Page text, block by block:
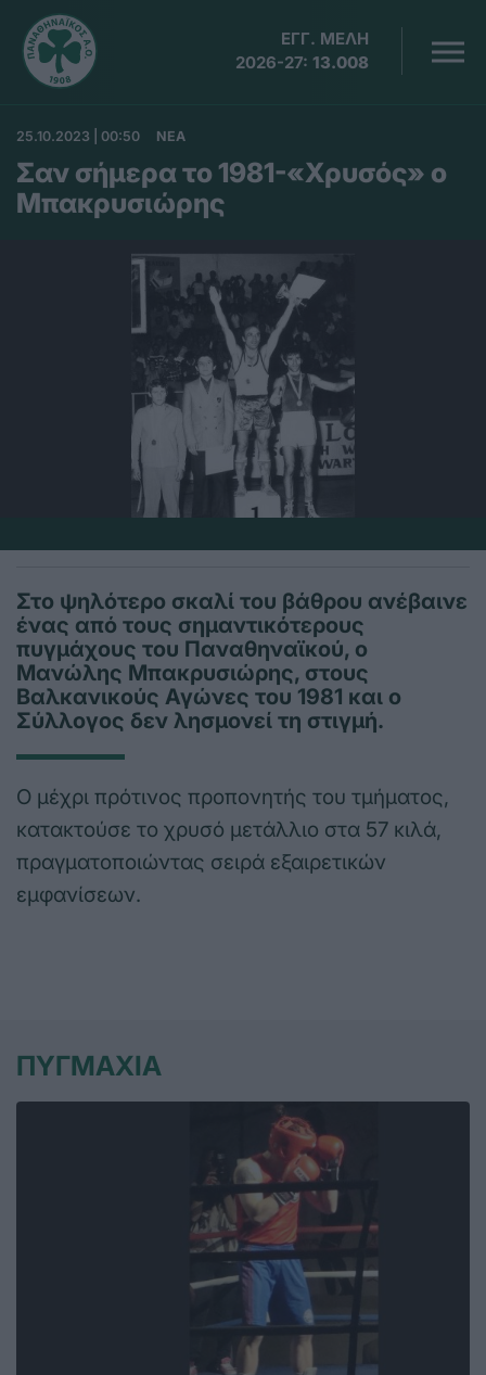
ΕΓΓ. ΜΕΛΗ
2026-27: 13.008
25.10.2023 | 00:50 ΝΕΑ
Σαν σήμερα το 1981-«Χρυσός» ο
Μπακρυσιώρης
Στο ψηλότερο σκαλί του βάθρου ανέβαινε
ένας από τους σημαντικότερους
πυγμάχους του Παναθηναϊκού, ο
Μανώλης Μπακρυσιώρης, στους
Βαλκανικούς Αγώνες του 1981 και ο
Σύλλογος δεν λησμονεί τη στιγμή.
Ο μέχρι πρότινος προπονητής του τμήματος,
κατακτούσε το χρυσό μετάλλιο στα 57 κιλά,
πραγματοποιώντας σειρά εξαιρετικών
εμφανίσεων.
ΠΥΓΜΑΧΙΑ